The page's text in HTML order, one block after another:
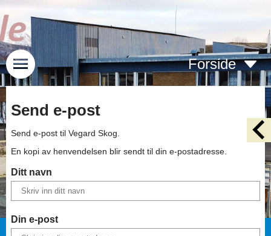
Forside
Send e-post
Send e-post til Vegard Skog.
En kopi av henvendelsen blir sendt til din e-postadresse.
Ditt navn
Din e-post